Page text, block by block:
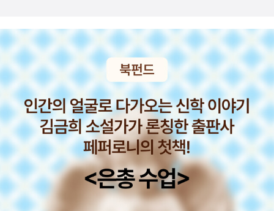
대기업에서 운영하는 프랜차이즈 업체가 한국 제빵업을 장악하고 있
는 현실이다. 여기서는 19세기 말 일본에서 전해진 한반도 빵의 역사
와 더불어 해방 이후 대량생산된 공장제 빵이 어떻게 시대와 조응하
며 한국 사회에 확산되었는지 들려준다. 이 외에도 튼튼한 어린이로
자라기 위해 매일 마셔야 했던 우유, 혼분식장려운동으로 억지로 먹
어야 했던 카레 우동, ‘시래기 삶은 물’이라며 외면당했던 녹차, 한국
에 처음 생긴 피자 전문점과 미국식 패스트푸드점 등 글로벌 푸드의
이야기가 가득하다. 저자는 이 책을 계기로 가족, 친구, 동료, 이웃과
‘음식 수다’를 떨어보라 제안한다. 개인과 공동체가 함께 나누는 글로
벌 푸드 경험사는 또 다른 기록이 되어 한국 음식문화사를 더욱 풍부
방울빵과 하얀 크림이 든 보름달빵을 좋아했고, 고등학생 때 급식을
먹기 귀찮으면 매점에서 파는 옥수수빵으로 저녁을 때우곤 했다. 차
는 커피를 안 마시는 내게 어쩔 수 없이 선택할 수밖에 없는 선택지였
고, 중동에 여행 갔을 때는 향신료를 가리진 않았는데 베트남 음식을
먹을 땐 꼭 고수를 뺀다. 이렇게 각자의 기억에 새겨진 글로벌 푸드를
떠올리며 책을 읽는다면, 책에서 알게 된 역사와 책에는 없는 나만의
역사가 겹쳐 더 풍부한 이야기가 만들어질 것이다.​ 이 책을 더 재미있
게 읽는 두 번째 방법은 내가 생각한 방법이다. 자신이 좋아하는 역사
인물이나 역사물 속 캐릭터가 이 책에 실린 아홉 가지 음식 중 어느 음
식을 먹어봤고 어느 음식을 못 먹어봤을지 생각해 보는 것이다. 내가